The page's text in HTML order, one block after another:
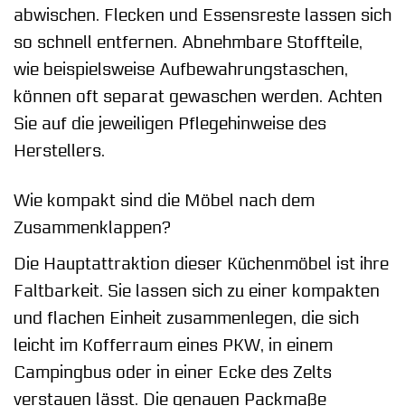
abwischen. Flecken und Essensreste lassen sich
so schnell entfernen. Abnehmbare Stoffteile,
wie beispielsweise Aufbewahrungstaschen,
können oft separat gewaschen werden. Achten
Sie auf die jeweiligen Pflegehinweise des
Herstellers.
Wie kompakt sind die Möbel nach dem
Zusammenklappen?
Die Hauptattraktion dieser Küchenmöbel ist ihre
Faltbarkeit. Sie lassen sich zu einer kompakten
und flachen Einheit zusammenlegen, die sich
leicht im Kofferraum eines PKW, in einem
Campingbus oder in einer Ecke des Zelts
verstauen lässt. Die genauen Packmaße